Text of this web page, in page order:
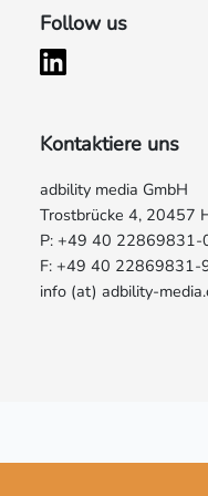
Follow us
Kontaktiere uns
adbility media GmbH
Trostbrücke 4, 20457
P: +49 40 22869831-
F: +49 40 22869831-
info (at) adbility-